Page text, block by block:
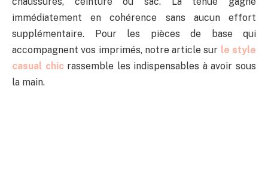
immédiatement en cohérence sans aucun effort
supplémentaire. Pour les pièces de base qui
accompagnent vos imprimés, notre article sur le style
casual chicrassemble les indispensables à avoir sous
la main.